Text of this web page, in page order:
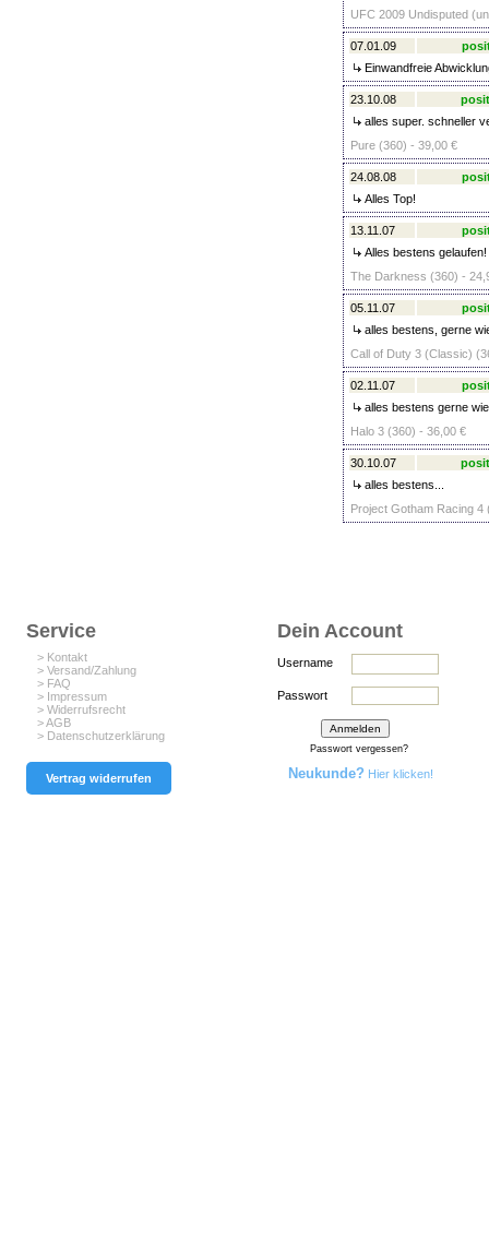
UFC 2009 Undisputed
07.01.09
Einwandfreie
23.10.08
alles super. schneller
Pure (360) - 39,00 €
24.08.08
Alles Top!
13.11.07
Alles bestens gelaufen!
The Darkness (360) -
05.11.07
alles bestens, gerne
Call of Duty 3 (Classic)
02.11.07
alles bestens gerne
Halo 3 (360) - 36,00 €
30.10.07
alles bestens...
Project Gotham Racing 4
Service
> Kontakt
> Versand/Zahlung
> FAQ
> Impressum
> Widerrufsrecht
> AGB
> Datenschutzerklärung
Vertrag widerrufen
Dein Account
Username
Passwort
Passwort vergessen?
Neukunde? Hier klicken!